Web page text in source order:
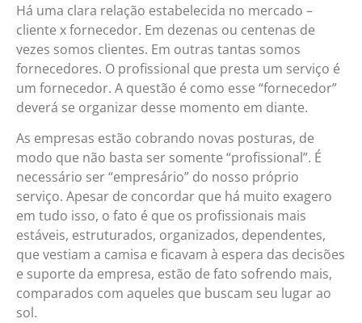
Há uma clara relação estabelecida no mercado –
cliente x fornecedor. Em dezenas ou centenas de
vezes somos clientes. Em outras tantas somos
fornecedores. O profissional que presta um serviço é
um fornecedor. A questão é como esse “fornecedor”
deverá se organizar desse momento em diante.
As empresas estão cobrando novas posturas, de
modo que não basta ser somente “profissional”. É
necessário ser “empresário” do nosso próprio
serviço. Apesar de concordar que há muito exagero
em tudo isso, o fato é que os profissionais mais
estáveis, estruturados, organizados, dependentes,
que vestiam a camisa e ficavam à espera das decisões
e suporte da empresa, estão de fato sofrendo mais,
comparados com aqueles que buscam seu lugar ao
sol.